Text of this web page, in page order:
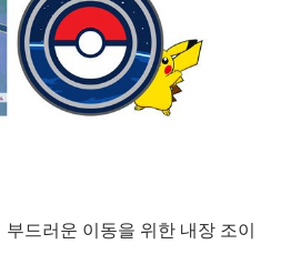
드러운 이동을 위한 내장 조이